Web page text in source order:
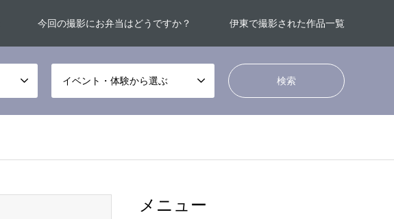
今回の撮影にお弁当はどうですか？ 伊東で撮影された作品一覧
イベント・体験から選ぶ
メニュー